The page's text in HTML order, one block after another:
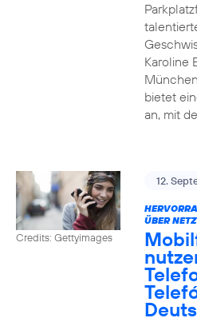
Karoline
bietet
an, mit
Credits: Gettyimages
12.
ÜBER